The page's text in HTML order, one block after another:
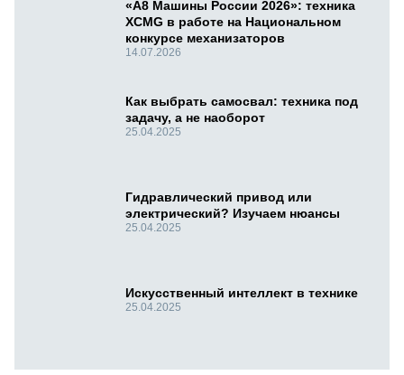
«А8 Машины России 2026»: техника
XCMG в работе на Национальном
конкурсе механизаторов
14.07.2026
Как выбрать самосвал: техника под
задачу, а не наоборот
25.04.2025
Гидравлический привод или
электрический? Изучаем нюансы
25.04.2025
Искусственный интеллект в технике
25.04.2025